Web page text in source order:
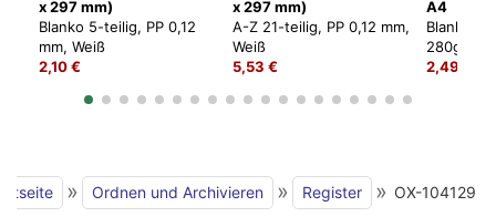
x 297 mm)
Blanko 5-teilig, PP 0,12
mm, Weiß
2,10 €
x 297 mm)
A-Z 21-teilig, PP 0,12 mm,
Weiß
5,53 €
A4
Blanko
280g/m²,
2,49 €
» Ordnen und Archivieren » Register » OX-104129